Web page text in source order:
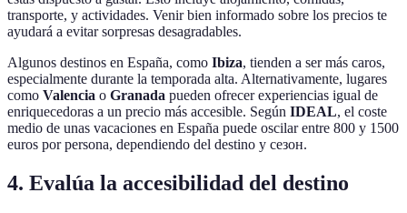
transporte, y actividades. Venir bien informado sobre los precios te
ayudará a evitar sorpresas desagradables.
Algunos destinos en España, como Ibiza, tienden a ser más caros,
especialmente durante la temporada alta. Alternativamente, lugares
como Valencia o Granada pueden ofrecer experiencias igual de
enriquecedoras a un precio más accesible. Según IDEAL, el coste
medio de unas vacaciones en España puede oscilar entre 800 y 1500
euros por persona, dependiendo del destino y сезон.
4. Evalúa la accesibilidad del destino